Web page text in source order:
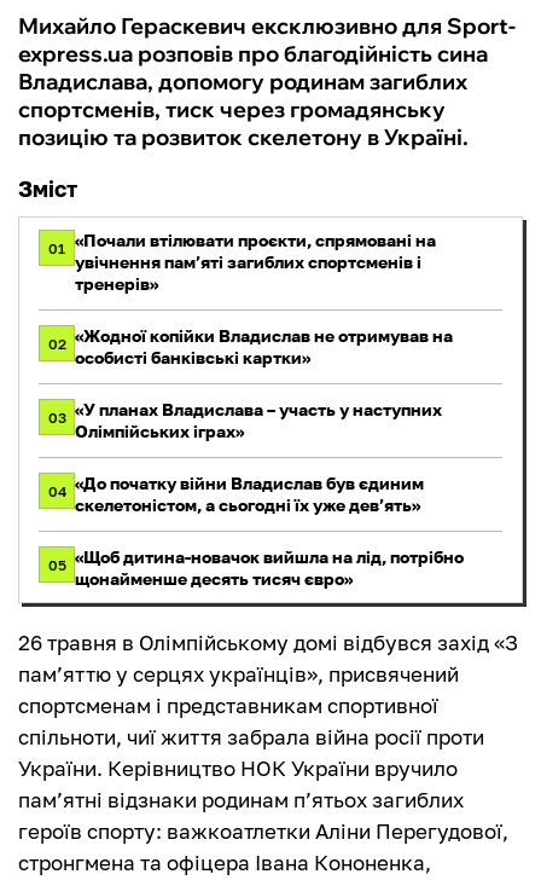
Михайло Гераскевич ексклюзивно для Sport-
express.ua розповів про благодійність сина
Владислава, допомогу родинам загиблих
спортсменів, тиск через громадянську
позицію та розвиток скелетону в Україні.
Зміст
01 «Почали втілювати проєкти, спрямовані на
увічнення пам’яті загиблих спортсменів і
тренерів»
02 «Жодної копійки Владислав не отримував на
особисті банківські картки»
03 «У планах Владислава – участь у наступних
Олімпійських іграх»
04 «До початку війни Владислав був єдиним
скелетоністом, а сьогодні їх уже дев’ять»
05 «Щоб дитина-новачок вийшла на лід, потрібно
щонайменше десять тисяч євро»
26 травня в Олімпійському домі відбувся захід «З
пам’яттю у серцях українців», присвячений
спортсменам і представникам спортивної
спільноти, чиї життя забрала війна росії проти
України. Керівництво НОК України вручило
пам’ятні відзнаки родинам п’ятьох загиблих
героїв спорту: важкоатлетки Аліни Перегудової,
стронгмена та офіцера Івана Кононенка,